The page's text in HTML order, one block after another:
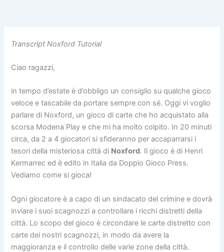
Transcript Noxford Tutorial
Ciao ragazzi,
in tempo d’estate è d’obbligo un consiglio su qualche gioco
veloce e tascabile da portare sempre con sé. Oggi vi voglio
parlare di Noxford, un gioco di carte che ho acquistato alla
scorsa Modena Play e che mi ha molto colpito. In 20 minuti
circa, da 2 a 4 giocatori si sfideranno per accaparrarsi i
tesori della misteriosa città di Noxford. Il gioco è di Henri
Kermarrec ed è edito in Italia da Doppio Gioco Press.
Vediamo come si gioca!
Ogni giocatore è a capo di un sindacato del crimine e dovrà
inviare i suoi scagnozzi a controllare i ricchi distretti della
città. Lo scopo del gioco è circondare le carte distretto con
carte dei nostri scagnozzi, in modo da avere la
maggioranza e il controllo delle varie zone della città.